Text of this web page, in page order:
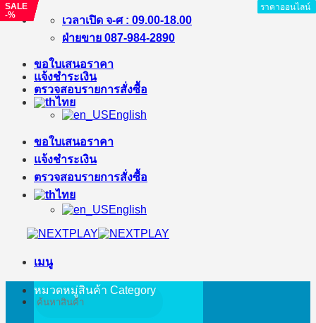
ข้าม
เนื้อหา
เวลาเปิด จ-ศ : 09.00-18.00
ฝ่ายขาย 087-984-2890
ขอใบเสนอราคา
แจ้งชำระเงิน
ตรวจสอบรายการสั่งซื้อ
ไทย
English
ขอใบเสนอราคา
แจ้งชำระเงิน
ตรวจสอบรายการสั่งซื้อ
ไทย
English
เมนู
ค้นหา:
หมวดหมู่สินค้า Category
ราคาออนไลน์
ราคาออนไลน์
ราคาออนไลน์
SALE
-11%
ราคาออนไลน์
ราคาออนไลน์
SALE
-%
ราคาออนไลน์
SALE
-%
ราคาออนไลน์
SALE
-%
ราคาออนไลน์
SALE
-%